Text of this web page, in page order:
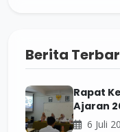
Berita
Rapat
Ajaran
6 Juli